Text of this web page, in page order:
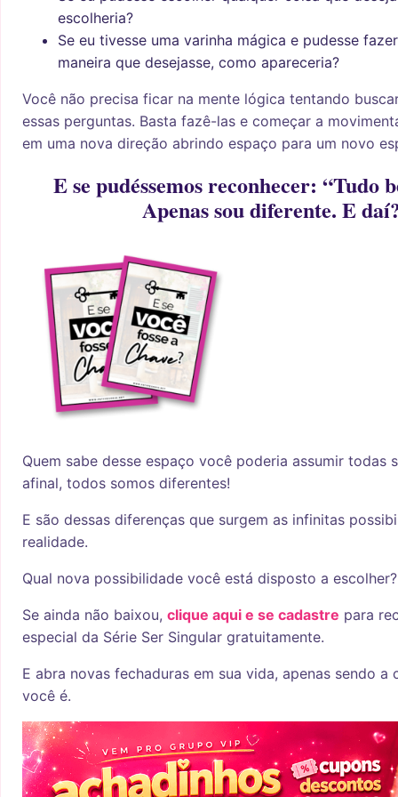
escolheria?
Se eu tivesse uma varinha mágica e pudesse
maneira que desejasse, como apareceria?
Você não precisa ficar na mente lógica tentando
essas perguntas. Basta fazê-las e começar a
em uma nova direção abrindo espaço para um novo
E se pudéssemos reconhecer: “Tudo
Apenas sou diferente. E
Quem sabe desse espaço você poderia assumir todas
afinal, todos somos diferentes!
E são dessas diferenças que surgem as infinitas
realidade.
Qual nova possibilidade você está disposto a escolher?
Se ainda não baixou, clique aqui e se cadastre para
especial da Série Ser Singular gratuitamente.
E abra novas fechaduras em sua vida, apenas sendo a
você é.